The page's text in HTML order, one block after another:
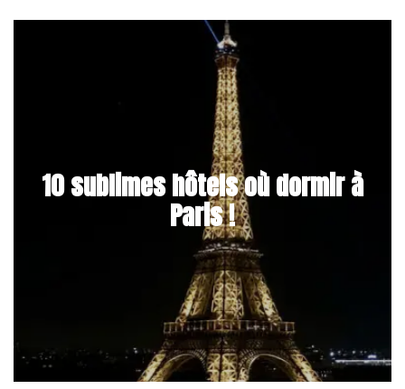
10 sublimes hôtels où dormir à
Paris !